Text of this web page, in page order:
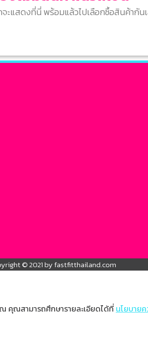
ะแสดงที่นี่ พร้อมแล้วไปเลือกซื้อสินค้ากัน
© 2021 by fastfitthailand.com
คุณสามารถศึกษารายละเอียดได้ที่ นโยบาย